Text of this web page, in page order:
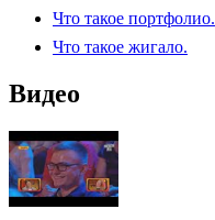
Что такое портфолио.
Что такое жигало.
Видео